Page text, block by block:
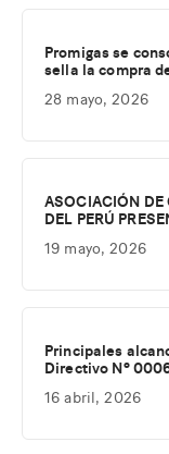
Promigas se
sella la compra
28 mayo, 2026
ASOCIACIÓN DE
DEL PERÚ
19 mayo, 2026
Principales
Directivo Nº
16 abril, 2026